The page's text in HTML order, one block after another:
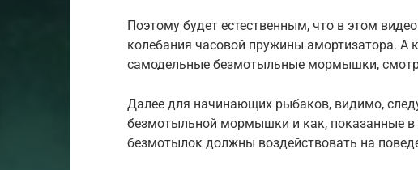
Поэтому будет естественным, что в этом
колебания часовой пружины амортизатора. А
самодельные безмотыльные мормышки,
Далее для начинающих рыбаков, видимо,
безмотыльной мормышки и как, показанные в
безмотылок должны воздействовать на